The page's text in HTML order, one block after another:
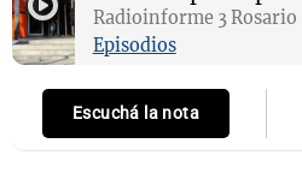
Radioinforme 3 Rosario
Episodios
Escuchá la nota
Notas